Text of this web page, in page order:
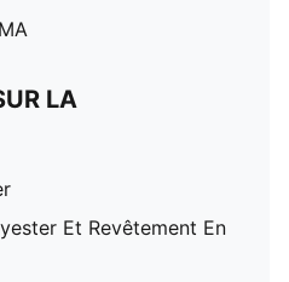
LA
Et Revêtement En